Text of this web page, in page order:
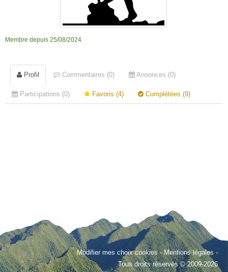
Membre depuis 25/08/2024
Profil Commentaires (0) Annonces (0)
Participations (0) Favoris (4) Complétées (9)
Modifier mes choix cookies-Mentions légales -
Tous droits réservés © 2009-2026